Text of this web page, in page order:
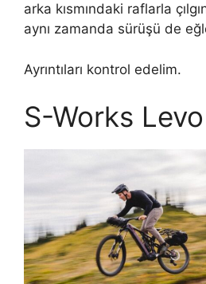
arka kısmındaki raflarla
aynı zamanda sürüşü de
Ayrıntıları kontrol edelim.
S-Works